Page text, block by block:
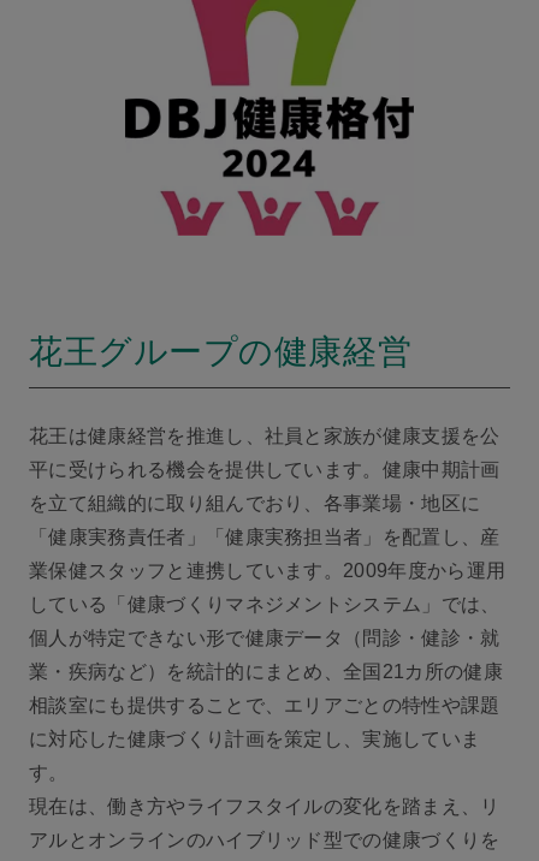
花王グループの健康経営
花王は健康経営を推進し、社員と家族が健康支援を公
平に受けられる機会を提供しています。健康中期計画
を立て組織的に取り組んでおり、各事業場・地区に
「健康実務責任者」「健康実務担当者」を配置し、産
業保健スタッフと連携しています。2009年度から運用
している「健康づくりマネジメントシステム」では、
個人が特定できない形で健康データ（問診・健診・就
業・疾病など）を統計的にまとめ、全国21カ所の健康
相談室にも提供することで、エリアごとの特性や課題
に対応した健康づくり計画を策定し、実施していま
す。
現在は、働き方やライフスタイルの変化を踏まえ、リ
アルとオンラインのハイブリッド型での健康づくりを